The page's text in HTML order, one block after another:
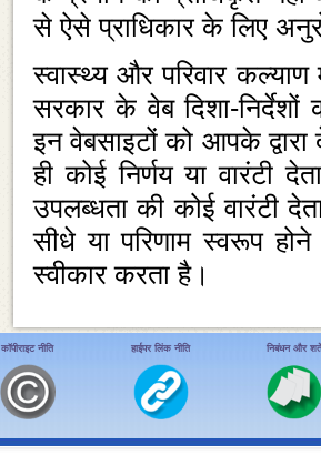
से ऐसे प्राधिकार के लिए
स्‍वास्‍थ्‍य और परिवार
सरकार के वेब दिशा-
इन वेबसाइटों को आपके
ही कोई निर्णय या वारंटी
उपलब्‍धता की कोई वारंटी
सीधे या परिणाम स्‍वरूप होने
स्‍वीकार करता है।
कॉपीराइट नीति हाईपर लिंक नीति निबंधन और शर्तें